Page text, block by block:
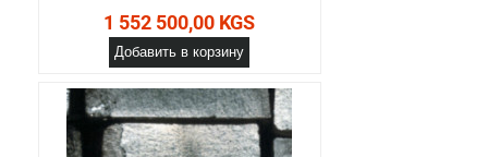
1 552 500,00 KGS
Добавить в корзину